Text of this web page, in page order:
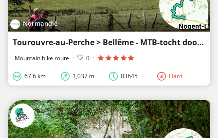
Normandië
Tourouvre-au-Perche > Bellême - MTB-tocht door de heuvels van de Perche
Mountain bike route · 0 ·
67.6 km 1,037 m 03h45 Hard